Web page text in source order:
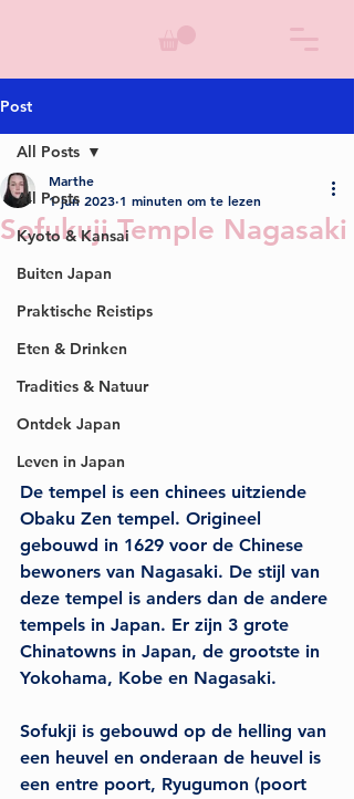
Post
All Posts
Kyoto & Kansai
Buiten Japan
Praktische Reistips
Eten & Drinken
Tradities & Natuur
Ontdek Japan
Leven in Japan
All Posts
Sofukuji Temple Nagasaki
Marthe
1 jun 2023 1 minuten om te lezen
De tempel is een chinees uitziende
Obaku Zen tempel. Origineel
gebouwd in 1629 voor de Chinese
bewoners van Nagasaki. De stijl van
deze tempel is anders dan de andere
tempels in Japan. Er zijn 3 grote
Chinatowns in Japan, de grootste in
Yokohama, Kobe en Nagasaki.
Sofukji is gebouwd op de helling van
een heuvel en onderaan de heuvel is
een entre poort, Ryugumon (poort